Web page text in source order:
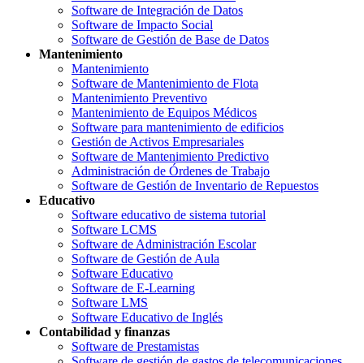
Software de Integración de Datos
Software de Impacto Social
Software de Gestión de Base de Datos
Mantenimiento
Mantenimiento
Software de Mantenimiento de Flota
Mantenimiento Preventivo
Mantenimiento de Equipos Médicos
Software para mantenimiento de edificios
Gestión de Activos Empresariales
Software de Mantenimiento Predictivo
Administración de Órdenes de Trabajo
Software de Gestión de Inventario de Repuestos
Educativo
Software educativo de sistema tutorial
Software LCMS
Software de Administración Escolar
Software de Gestión de Aula
Software Educativo
Software de E-Learning
Software LMS
Software Educativo de Inglés
Contabilidad y finanzas
Software de Prestamistas